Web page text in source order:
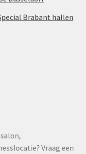
Brabant hallen
Vraag een